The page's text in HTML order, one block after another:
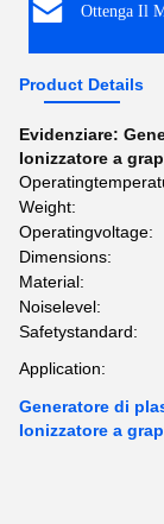
Ottenga Il
Product Details
Evidenziare:
Ionizzatore a
Weight:
Operatingvoltage:
Dimensions:
Material:
Noiselevel:
Safetystandard:
Application:
Generatore di
Ionizzatore a